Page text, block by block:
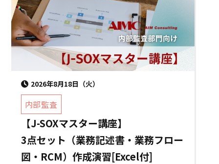
2026年8月18日（火）
内部監査
【J-SOXマスター講座】
3点セット（業務記述書・業務フロー
図・RCM）作成演習[Excel付]